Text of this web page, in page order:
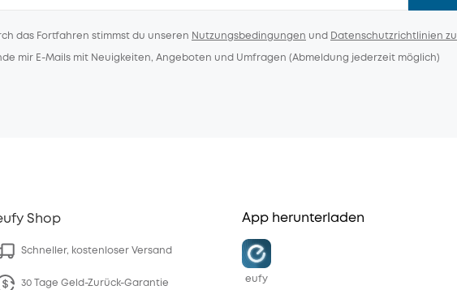
das Fortfahren stimmst du unseren Nutzungsbedingungen und Datenschutzrichtlinien zu
mir E-Mails mit Neuigkeiten, Angeboten und Umfragen (Abmeldung jederzeit möglich)
Shop
Schneller, kostenloser Versand
30 Tage Geld-Zurück-Garantie
App herunterladen
eufy